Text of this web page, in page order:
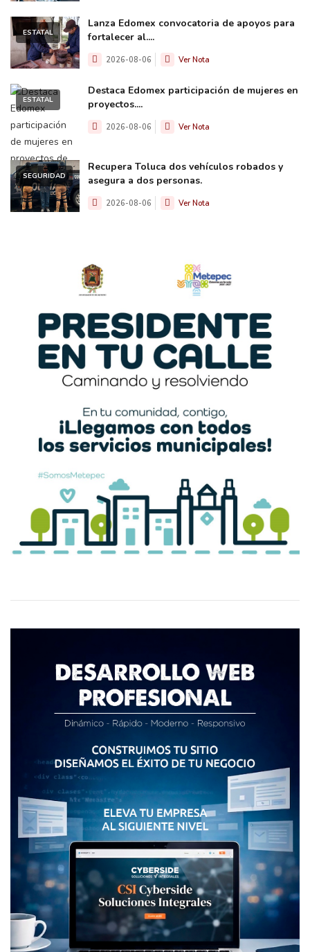
ESTATAL
Lanza Edomex convocatoria de apoyos para
fortalecer al....
2026-08-06 Ver Nota
ESTATAL
Destaca Edomex participación de mujeres en
proyectos....
2026-08-06 Ver Nota
SEGURIDAD
Recupera Toluca dos vehículos robados y
asegura a dos personas.
2026-08-06 Ver Nota